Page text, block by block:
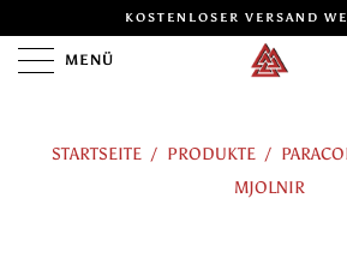
KOSTENLOSER VERSAND
MENÜ
STARTSEITE / PRODUKTE /
MJOLNIR